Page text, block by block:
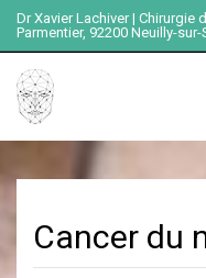
Dr Xavier Lachiver | Chirurgie
Parmentier, 92200 Neuilly-sur-
Cancer du